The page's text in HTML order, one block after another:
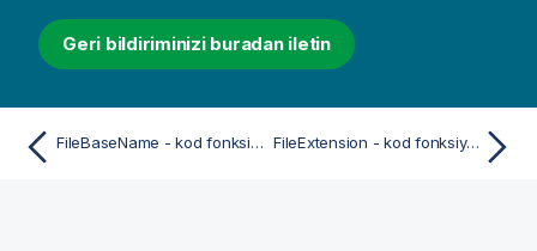
Geri bildiriminizi buradan iletin
FileBaseName - kod fonksiyonu FileExtension - kod fonksiyonu